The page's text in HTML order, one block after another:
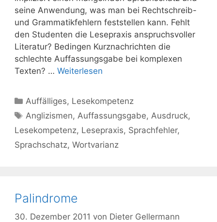
seine Anwendung, was man bei Rechtschreib-
und Grammatikfehlern feststellen kann. Fehlt
den Studenten die Lesepraxis anspruchsvoller
Literatur? Bedingen Kurznachrichten die
schlechte Auffassungsgabe bei komplexen
Texten? … Weiterlesen
Kategorien
Auffälliges, Lesekompetenz
Schlagwörter
Anglizismen, Auffassungsgabe, Ausdruck,
Lesekompetenz, Lesepraxis, Sprachfehler,
Sprachschatz, Wortvarianz
Palindrome
30. Dezember 2011 von Dieter Gellermann